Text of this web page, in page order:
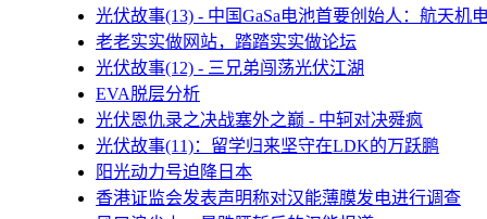
光伏故事(13) - 中国GaSa电池首要创始人：航天机
老老实实做网站，踏踏实实做论坛
光伏故事(12) - 三兄弟闯荡光伏江湖
EVA脱层分析
光伏恩仇录之决战塞外之巅 - 中轲对决舜疯
光伏故事(11)：留学归来坚守在LDK的万跃鹏
阳光动力号迫降日本
香港证监会发表声明称对汉能薄膜发电进行调查